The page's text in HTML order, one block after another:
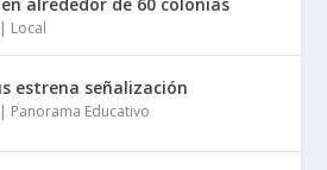
| Local
estrena señalización
| Panorama Educativo